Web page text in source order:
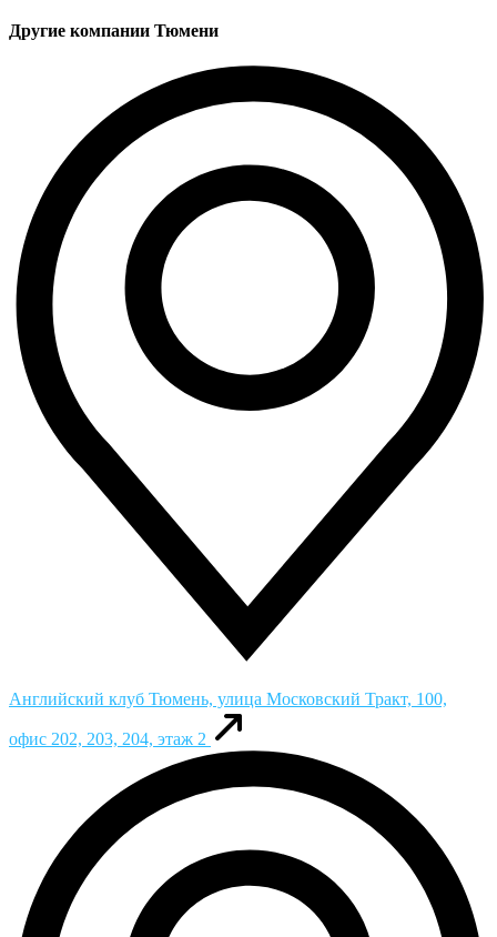
Другие компании Тюмени
Английский клуб Тюмень, улица Московский Тракт, 100,
офис 202, 203, 204, этаж 2